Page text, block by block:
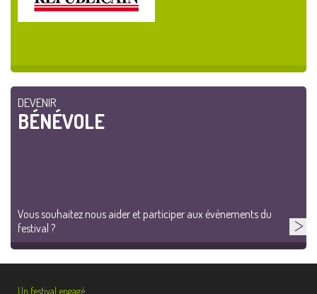
DEVENIR
BÉNÉVOLE
Vous souhaitez nous aider et participer aux événements du
festival ?
Un festival engagé